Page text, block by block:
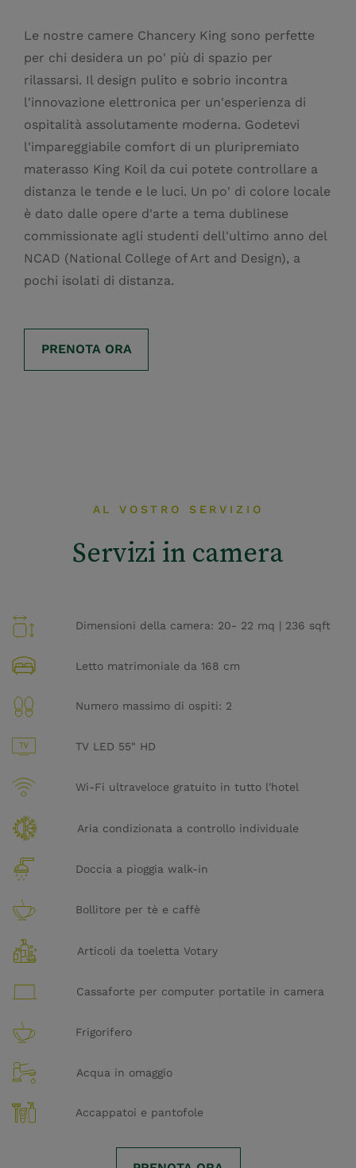
Le nostre camere Chancery King sono perfette
per chi desidera un po' più di spazio per
rilassarsi. Il design pulito e sobrio incontra
l'innovazione elettronica per un'esperienza di
ospitalità assolutamente moderna. Godetevi
l'impareggiabile comfort di un pluripremiato
materasso King Koil da cui potete controllare a
distanza le tende e le luci. Un po' di colore locale
è dato dalle opere d'arte a tema dublinese
commissionate agli studenti dell'ultimo anno del
NCAD (National College of Art and Design), a
pochi isolati di distanza.
PRENOTA ORA
AL VOSTRO SERVIZIO
Servizi in camera
Dimensioni della camera: 20- 22 mq | 236 sqft
Letto matrimoniale da 168 cm
Numero massimo di ospiti: 2
TV LED 55" HD
Wi-Fi ultraveloce gratuito in tutto l'hotel
Aria condizionata a controllo individuale
Doccia a pioggia walk-in
Bollitore per tè e caffè
Articoli da toeletta Votary
Cassaforte per computer portatile in camera
Frigorifero
Acqua in omaggio
Accappatoi e pantofole